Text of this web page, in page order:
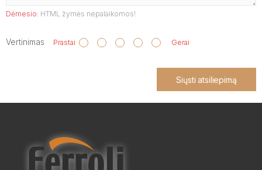
Dėmesio: HTML žymės nepalaikomos!
Vertinimas Prastai Gerai
Siųsti atsiliepimą